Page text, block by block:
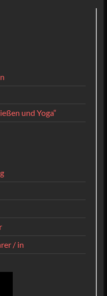
und Yoga“
/ in